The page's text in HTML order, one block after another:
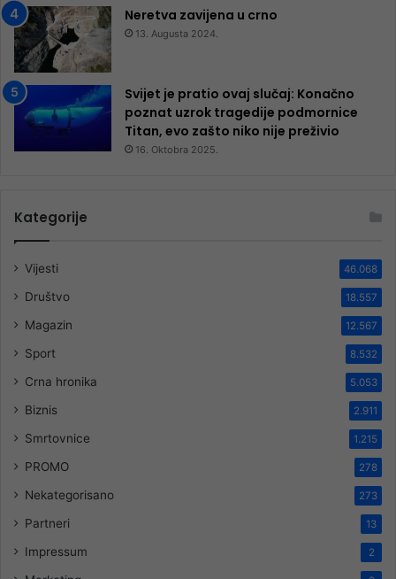
Neretva zavijena u crno
13. Augusta 2024.
Svijet je pratio ovaj slučaj: Konačno
poznat uzrok tragedije podmornice
Titan, evo zašto niko nije preživio
16. Oktobra 2025.
Kategorije
Vijesti 46.068
Društvo 18.557
Magazin 12.567
Sport 8.532
Crna hronika 5.053
Biznis 2.911
Smrtovnice 1.215
PROMO 278
Nekategorisano 273
Partneri 13
Impressum 2